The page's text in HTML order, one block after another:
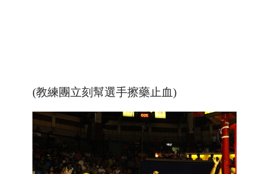
(教練團立刻幫選手擦藥止血)